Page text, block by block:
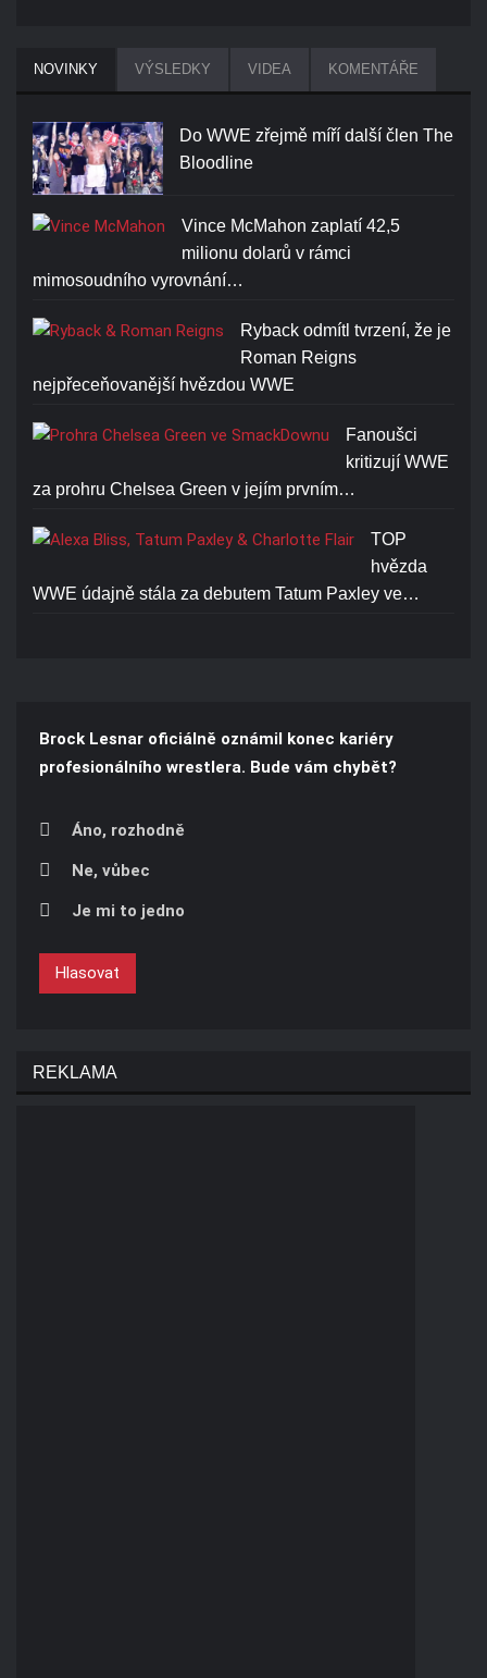
NOVINKY VÝSLEDKY VIDEA KOMENTÁŘE
Do WWE zřejmě míří další člen The
Bloodline
Vince McMahon zaplatí 42,5
milionu dolarů v rámci
mimosoudního vyrovnání…
Ryback odmítl tvrzení, že je
Roman Reigns
nejpřeceňovanější hvězdou WWE
Fanoušci
kritizují WWE
za prohru Chelsea Green v jejím prvním…
TOP
hvězda
WWE údajně stála za debutem Tatum Paxley ve…
Brock Lesnar oficiálně oznámil konec kariéry
profesionálního wrestlera. Bude vám chybět?
Áno, rozhodně
Ne, vůbec
Je mi to jedno
Hlasovat
REKLAMA